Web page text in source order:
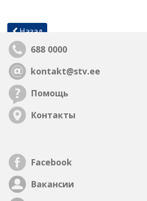
Назад
688 0000
kontakt@stv.ee
Помощь
Контакты
Facebook
Вакансии